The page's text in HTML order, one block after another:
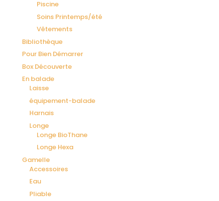
Piscine
Soins Printemps/été
Vêtements
Bibliothèque
Pour Bien Démarrer
Box Découverte
En balade
Laisse
équipement-balade
Harnais
Longe
Longe BioThane
Longe Hexa
Gamelle
Accessoires
Eau
Pliable